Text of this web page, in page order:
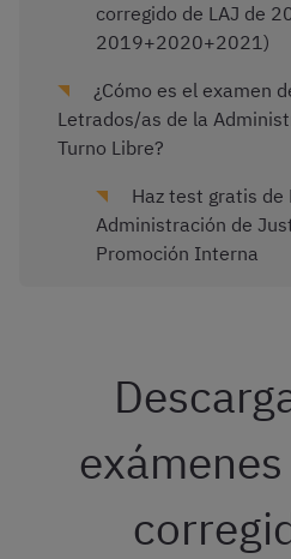
corregido de LAJ de
2019+2020+2021)
¿Cómo es el examen
Letrados/as de la
Turno Libre?
Haz test gratis de
Administración de
Promoción Interna